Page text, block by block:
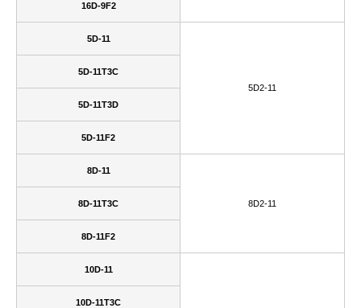
16D-9F2
5D-11
5D2-11
5D-11T3C
5D-11T3D
5D-11F2
8D-11
8D2-11
8D-11T3C
8D-11F2
10D-11
10D-11T3C